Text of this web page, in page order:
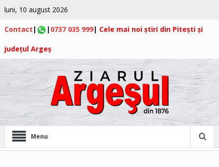
luni, 10 august 2026
Contact | | 0737 035 999| Cele mai noi știri din Pitești și
județul Argeș
Menu